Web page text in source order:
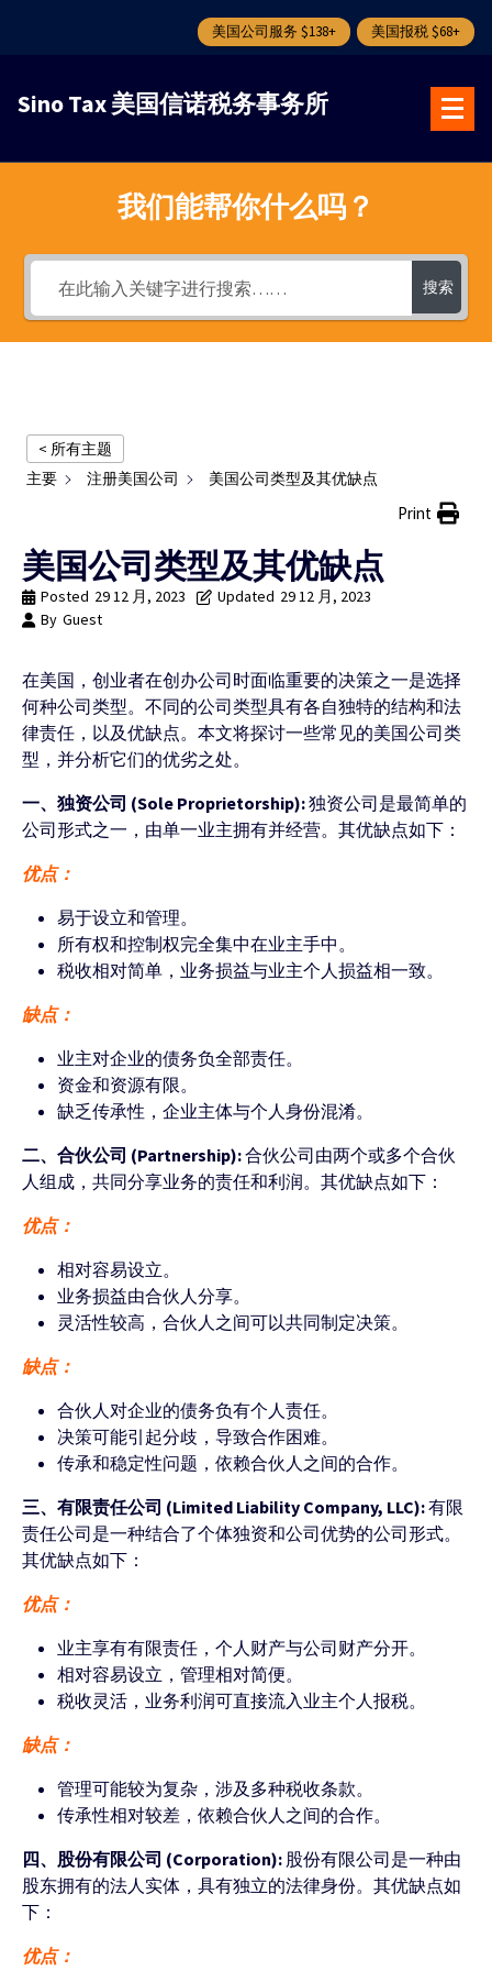
美国公司服务 $138+ 美国报税 $68+
Sino Tax 美国信诺税务事务所
我们能帮你什么吗？
搜索
< 所有主题
主要
注册美国公司 美国公司类型及其优缺点
Print
美国公司类型及其优缺点
Posted 29 12 月, 2023 Updated 29 12 月, 2023
By Guest
在美国，创业者在创办公司时面临重要的决策之一是选择
何种公司类型。不同的公司类型具有各自独特的结构和法
律责任，以及优缺点。本文将探讨一些常见的美国公司类
型，并分析它们的优劣之处。
一、独资公司 (Sole Proprietorship):独资公司是最简单的
公司形式之一，由单一业主拥有并经营。其优缺点如下：
优点：
易于设立和管理。
所有权和控制权完全集中在业主手中。
税收相对简单，业务损益与业主个人损益相一致。
缺点：
业主对企业的债务负全部责任。
资金和资源有限。
缺乏传承性，企业主体与个人身份混淆。
二、合伙公司 (Partnership):合伙公司由两个或多个合伙
人组成，共同分享业务的责任和利润。其优缺点如下：
优点：
相对容易设立。
业务损益由合伙人分享。
灵活性较高，合伙人之间可以共同制定决策。
缺点：
合伙人对企业的债务负有个人责任。
决策可能引起分歧，导致合作困难。
传承和稳定性问题，依赖合伙人之间的合作。
三、有限责任公司 (Limited Liability Company, LLC):有限
责任公司是一种结合了个体独资和公司优势的公司形式。
其优缺点如下：
优点：
业主享有有限责任，个人财产与公司财产分开。
相对容易设立，管理相对简便。
税收灵活，业务利润可直接流入业主个人报税。
缺点：
管理可能较为复杂，涉及多种税收条款。
传承性相对较差，依赖合伙人之间的合作。
四、股份有限公司 (Corporation): 股份有限公司是一种由
股东拥有的法人实体，具有独立的法律身份。其优缺点如
下：
优点：